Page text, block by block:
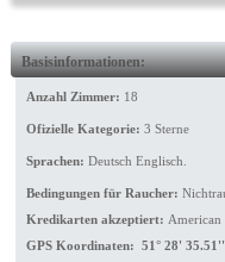
Basisinformationen:
Anzahl Zimmer: 18
Ofizielle Kategorie: 3 Sterne
Sprachen: Deutsch Englisch.
Bedingungen für Raucher:
Kredikarten akzeptiert: American
GPS Koordinaten: 51° 28'